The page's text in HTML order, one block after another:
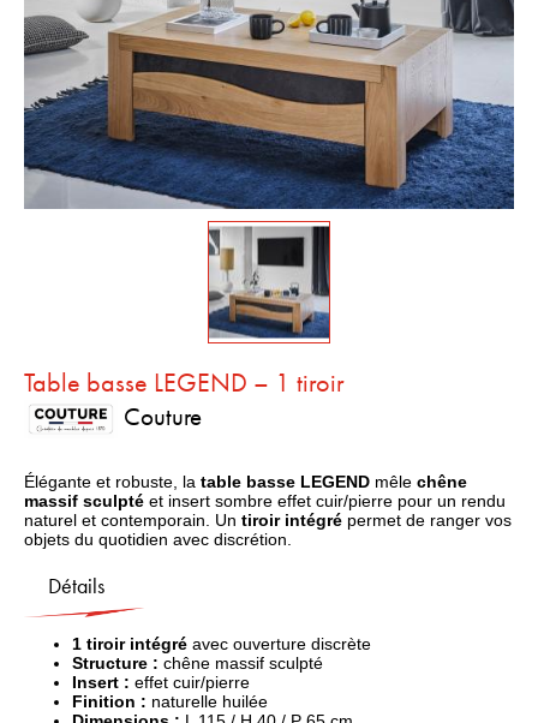
Table basse LEGEND – 1 tiroir
Couture
Élégante et robuste, la table basse LEGEND mêle chêne
massif sculpté et insert sombre effet cuir/pierre pour un rendu
naturel et contemporain. Un tiroir intégré permet de ranger vos
objets du quotidien avec discrétion.
Détails
1 tiroir intégré avec ouverture discrète
Structure : chêne massif sculpté
Insert : effet cuir/pierre
Finition : naturelle huilée